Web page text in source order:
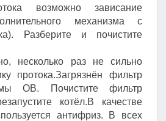
возможно зависание
механизма с
Разберите и почистите
несколько раз не сильно
протока.Загрязнён фильтр
ОВ. Почистите фильтр
котёл.В качестве
антифриз. В всех